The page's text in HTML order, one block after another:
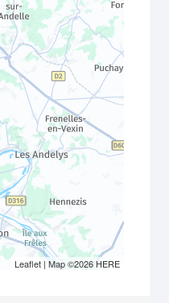
Leaflet| Map ©2026HERE